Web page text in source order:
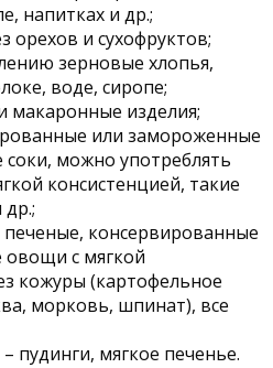
напитках и др.;
орехов и сухофруктов;
зерновые хлопья,
воде, сиропе;
макаронные изделия;
или замороженные
можно употреблять
консистенцией, такие
консервированные
с мягкой
кожуры (картофельное
морковь, шпинат), все
пудинги, мягкое печенье.